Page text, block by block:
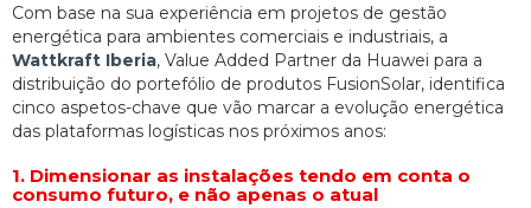
Com base na sua experiência em projetos de gestão
energética para ambientes comerciais e industriais, a
Wattkraft Iberia, Value Added Partner da Huawei para a
distribuição do portefólio de produtos FusionSolar, identifica
cinco aspetos-chave que vão marcar a evolução energética
das plataformas logísticas nos próximos anos:
1. Dimensionar as instalações tendo em conta o
consumo futuro, e não apenas o atual